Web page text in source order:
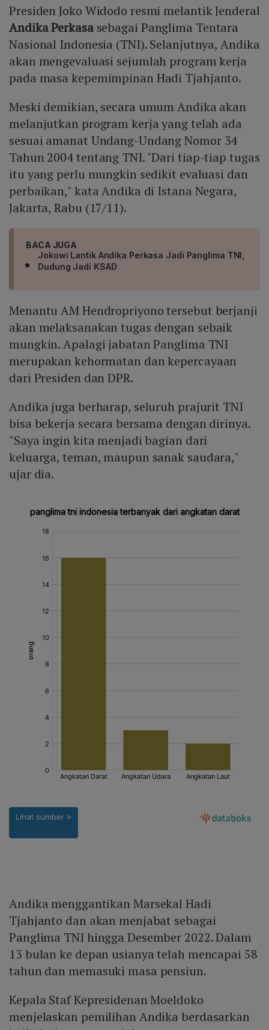
Presiden Joko Widodo resmi melantik Jenderal
Andika Perkasasebagai Panglima Tentara
Nasional Indonesia (TNI). Selanjutnya, Andika
akan mengevaluasi sejumlah program kerja
pada masa kepemimpinan Hadi Tjahjanto.
Meski demikian, secara umum Andika akan
melanjutkan program kerja yang telah ada
sesuai amanat Undang-Undang Nomor 34
Tahun 2004 tentang TNI. "Dari tiap-tiap tugas
itu yang perlu mungkin sedikit evaluasi dan
perbaikan," kata Andika di Istana Negara,
Jakarta, Rabu (17/11).
BACA JUGA
Jokowi Lantik Andika Perkasa Jadi Panglima TNI,
Dudung Jadi KSAD
Menantu AM Hendropriyono tersebut berjanji
akan melaksanakan tugas dengan sebaik
mungkin. Apalagi jabatan Panglima TNI
merupakan kehormatan dan kepercayaan
dari Presiden dan DPR.
Andika juga berharap, seluruh prajurit TNI
bisa bekerja secara bersama dengan dirinya.
"Saya ingin kita menjadi bagian dari
keluarga, teman, maupun sanak saudara,"
ujar dia.
Andika menggantikan Marsekal Hadi
Tjahjanto dan akan menjabat sebagai
Panglima TNI hingga Desember 2022. Dalam
13 bulan ke depan usianya telah mencapai 58
tahun dan memasuki masa pensiun.
Kepala Staf Kepresidenan Moeldoko
menjelaskan pemilihan Andika berdasarkan